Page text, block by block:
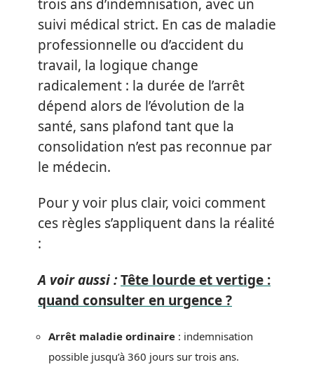
trois ans d’indemnisation, avec un
suivi médical strict. En cas de maladie
professionnelle ou d’accident du
travail, la logique change
radicalement : la durée de l’arrêt
dépend alors de l’évolution de la
santé, sans plafond tant que la
consolidation n’est pas reconnue par
le médecin.
Pour y voir plus clair, voici comment
ces règles s’appliquent dans la réalité
:
A voir aussi :Tête lourde et vertige :
quand consulter en urgence ?
Arrêt maladie ordinaire : indemnisation
possible jusqu’à 360 jours sur trois ans.